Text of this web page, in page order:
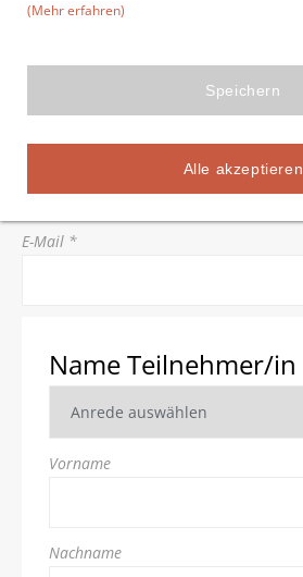
(Mehr erfahren)
Speichern
Alle akzeptieren
Stadt *
E-Mail *
Name Teilnehmer/in
Vorname
Nachname